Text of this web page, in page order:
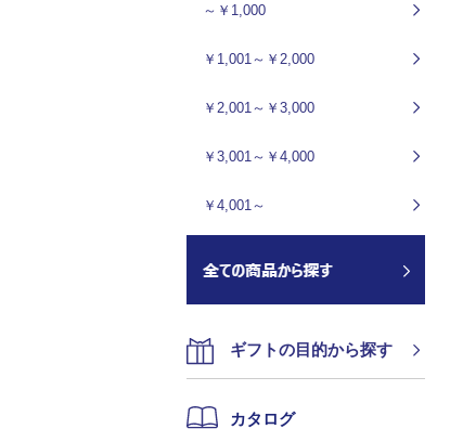
～￥1,000
￥1,001～￥2,000
￥2,001～￥3,000
￥3,001～￥4,000
￥4,001～
ギフトの目的から探す
カタログ